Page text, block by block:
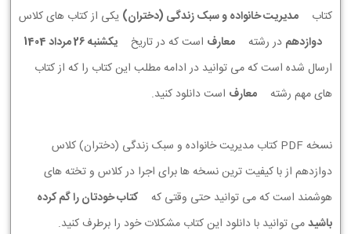
کتاب مدیریت خانواده و سبک زندگی (دختران) یکی از کتاب های کلاس
دوازدهم در رشته معارف است که در تاریخ
يكشنبه 26 مرداد 1404
ارسال شده است که می توانید در ادامه مطلب این کتاب را که از کتاب
های مهم رشته
معارف است دانلود کنید.
نسخه PDF کتاب مدیریت خانواده و سبک زندگی (دختران) کلاس
دوازدهم از با کیفیت ترین نسخه ها برای اجرا در کلاس و تخته های
هوشمند است که می توانید حتی وقتی که
کتاب خودتان را گم کرده
باشیدمی توانید با دانلود این کتاب مشکلات خود را برطرف کنید.